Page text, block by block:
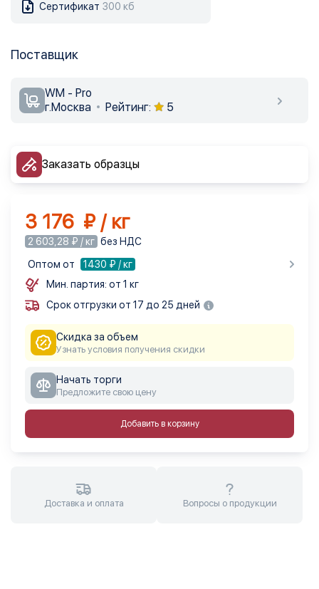
Сертификат 300 кб
Поставщик
WM - Pro
г.Москва
Рейтинг: 5
Заказать образцы
3 176 ₽ / кг
2 603,28 ₽ / кг без НДС
Оптом от
1430 ₽ / кг
Мин. партия: от 1 кг
Срок отгрузки от 17 до 25 дней
Скидка за объем
Узнать условия получения скидки
Начать торги
Предложите свою цену
Добавить в корзину
Доставка и оплата Вопросы о продукции